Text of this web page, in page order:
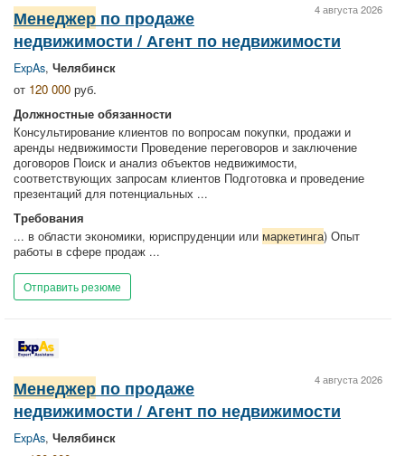
4 августа 2026
Менеджер по продаже
недвижимости / Агент по недвижимости
ExpAs, Челябинск
от 120 000 руб.
Должностные обязанности
Консультирование клиентов по вопросам покупки, продажи и
аренды недвижимости Проведение переговоров и заключение
договоров Поиск и анализ объектов недвижимости,
соответствующих запросам клиентов Подготовка и проведение
презентаций для потенциальных ...
Требования
... в области экономики, юриспруденции или маркетинга) Опыт
работы в сфере продаж ...
Отправить резюме
4 августа 2026
Менеджер по продаже
недвижимости / Агент по недвижимости
ExpAs, Челябинск